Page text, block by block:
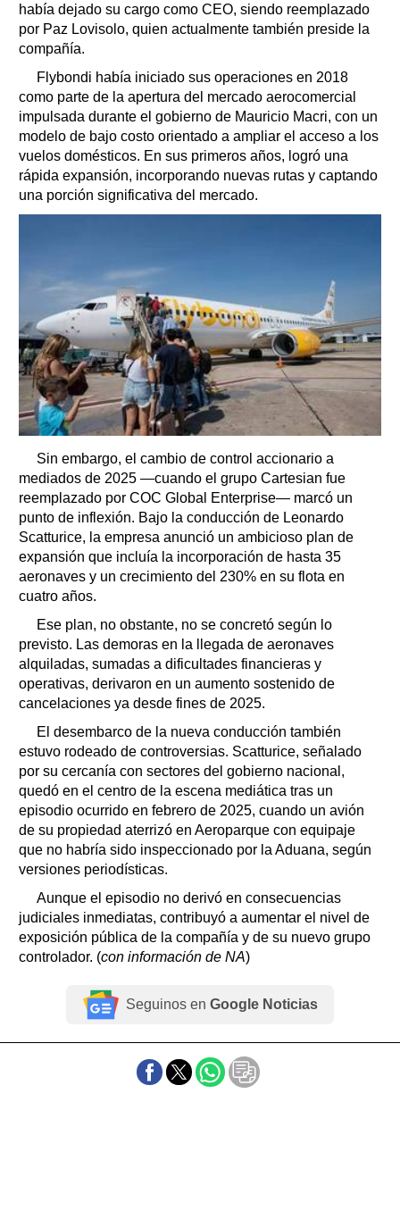
había dejado su cargo como CEO, siendo reemplazado
por Paz Lovisolo, quien actualmente también preside la
compañía.
Flybondi había iniciado sus operaciones en 2018
como parte de la apertura del mercado aerocomercial
impulsada durante el gobierno de Mauricio Macri, con un
modelo de bajo costo orientado a ampliar el acceso a los
vuelos domésticos. En sus primeros años, logró una
rápida expansión, incorporando nuevas rutas y captando
una porción significativa del mercado.
Sin embargo, el cambio de control accionario a
mediados de 2025 —cuando el grupo Cartesian fue
reemplazado por COC Global Enterprise— marcó un
punto de inflexión. Bajo la conducción de Leonardo
Scatturice, la empresa anunció un ambicioso plan de
expansión que incluía la incorporación de hasta 35
aeronaves y un crecimiento del 230% en su flota en
cuatro años.
Ese plan, no obstante, no se concretó según lo
previsto. Las demoras en la llegada de aeronaves
alquiladas, sumadas a dificultades financieras y
operativas, derivaron en un aumento sostenido de
cancelaciones ya desde fines de 2025.
El desembarco de la nueva conducción también
estuvo rodeado de controversias. Scatturice, señalado
por su cercanía con sectores del gobierno nacional,
quedó en el centro de la escena mediática tras un
episodio ocurrido en febrero de 2025, cuando un avión
de su propiedad aterrizó en Aeroparque con equipaje
que no habría sido inspeccionado por la Aduana, según
versiones periodísticas.
Aunque el episodio no derivó en consecuencias
judiciales inmediatas, contribuyó a aumentar el nivel de
exposición pública de la compañía y de su nuevo grupo
controlador. (con información de NA)
Seguinos en Google Noticias